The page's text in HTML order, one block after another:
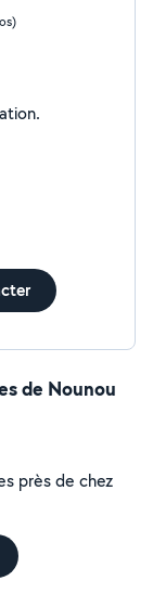
présentation.
de Nounou
près de chez